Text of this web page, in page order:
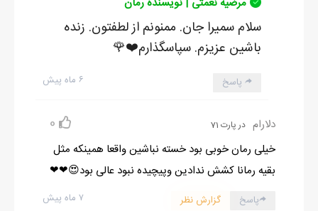
سلام سمیرا جان. ممنونم از لطفتون. زنده
باشین عزیزم. سپاسگذارم❤️🌹
۶ ماه پیش پاسخ
دلارام در پارت 71 0
خیلی رمان خوبی بود خسته نباشین واقعا همینکه مثل
بقیه رمانا کشش ندادین وپیچیده نبود عالی بود😍❤❤
۷ ماه پیش پاسخ گزارش نظر